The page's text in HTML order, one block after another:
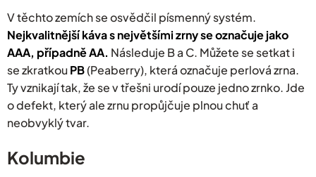
V těchto zemích se osvědčil písmenný systém.
Nejkvalitnější káva s největšími zrny se označuje jako
AAA, případně AA. Následuje B a C. Můžete se setkat i
se zkratkouPB(Peaberry), která označuje perlová zrna.
Ty vznikají tak, že se v třešni urodí pouze jedno zrnko. Jde
o defekt, který ale zrnu propůjčuje plnou chuť a
neobvyklý tvar.
Kolumbie